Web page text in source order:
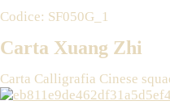
Codice: SF050G_1
Carta Xuang Zhi
Carta Calligrafia Cinese